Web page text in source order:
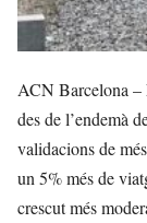
ACN Barcelona –
des de l’endemà
validacions de
un 5% més de
crescut més